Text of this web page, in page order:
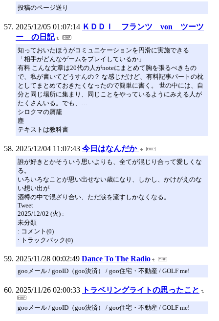
投稿のページ送り
2025/12/05 01:07:14 ＫＤＤＩ フランツ von ツーツ
ー の日記
知っておいたほうがコミュニケーションを円滑に実施できる
「相手がどんなゲームをプレイしているか」
有料 こんな文章は20代の人がnoteにまとめて胸を張るべきもの
で、私が書いてどうすんの？ な感じだけど、有料記事パートの枕
としてまとめておきたくなったので簡単に書く。 世の中には、自
分と同じ場所に集まり、同じことをやっているようにみえる人が
たくさんいる。でも、…
シロクマの屑籠
塵
テキストは教科書
2025/12/04 11:07:43 今日はなんだか
誰が好きとかそういう思いよりも、全てが混じり合って愛しくな
る。
いろいろなことが思い出せない歳になり、しかし、かけがえのな
い想い出が
酒樽の中で混ざり合い、ただ涙を流すしかなくなる。
Tweet
2025/12/02 (火) :
未分類
: コメント(0)
: トラックバック(0)
2025/11/28 00:02:49 Dance To The Radio
gooメール / gooID（goo決済） / goo住宅・不動産 / GOLF me!
2025/11/26 02:00:33 トラベリングライトの思ったこと
gooメール / gooID（goo決済） / goo住宅・不動産 / GOLF me!